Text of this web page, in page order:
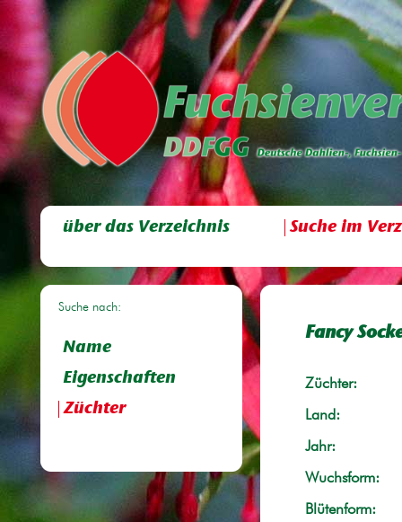
über das Verzeichnis Suche im
Suche nach:
Name
Eigenschaften
Züchter
Fancy
Züchter:
Land:
Jahr:
Wuchsform:
Blütenform: